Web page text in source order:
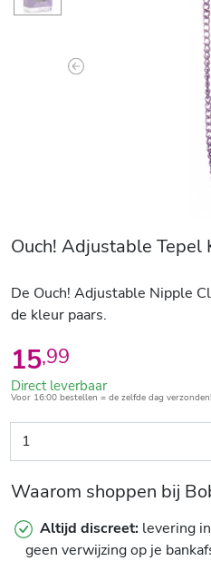
Previous
Ouch! Adjustable Tepel
De Ouch! Adjustable Nipple
de kleur paars.
15,99
Direct leverbaar
Voor 16:00 bestellen = de zelfde dag verzonden!
Waarom shoppen bij
Altijd discreet: levering
geen verwijzing op je